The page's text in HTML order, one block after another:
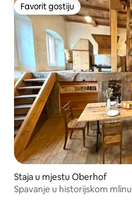
Favorit gostiju
Favorit gostiju
Staja u mjestu Oberhof
Spavanje u historijskom mlinu